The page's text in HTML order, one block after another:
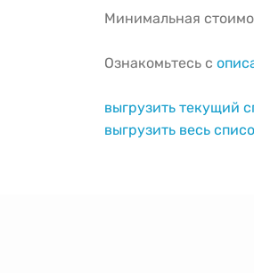
Минимальная
Ознакомьтесь с
выгрузить текущий
выгрузить весь